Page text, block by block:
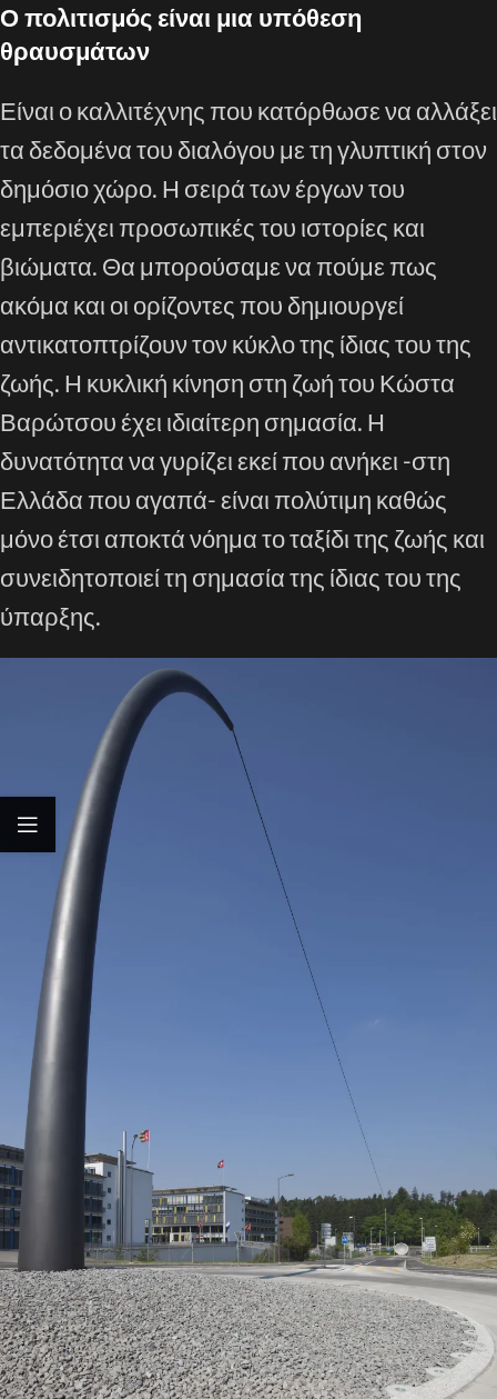
Ο πολιτισμός είναι μια υπόθεση
θραυσμάτων
Είναι ο καλλιτέχνης που κατόρθωσε να αλλάξει
τα δεδομένα του διαλόγου με τη γλυπτική στον
δημόσιο χώρο. Η σειρά των έργων του
εμπεριέχει προσωπικές του ιστορίες και
βιώματα. Θα μπορούσαμε να πούμε πως
ακόμα και οι ορίζοντες που δημιουργεί
αντικατοπτρίζουν τον κύκλο της ίδιας του της
ζωής. Η κυκλική κίνηση στη ζωή του Κώστα
Βαρώτσου έχει ιδιαίτερη σημασία. Η
δυνατότητα να γυρίζει εκεί που ανήκει -στη
Ελλάδα που αγαπά- είναι πολύτιμη καθώς
μόνο έτσι αποκτά νόημα το ταξίδι της ζωής και
συνειδητοποιεί τη σημασία της ίδιας του της
ύπαρξης.